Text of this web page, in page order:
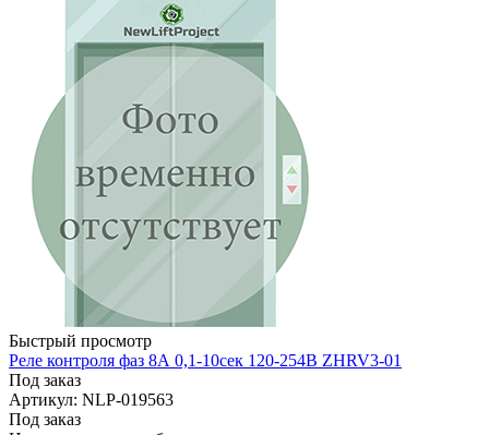
Быстрый просмотр
Реле контроля фаз 8А 0,1-10сек 120-254В ZHRV3-01
Под заказ
Артикул: NLP-019563
Под заказ